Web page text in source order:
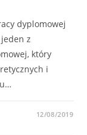
dyplomowej
z
który
i
12/08/2019